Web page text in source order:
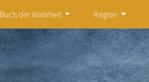
Buch der Wahrheit Region